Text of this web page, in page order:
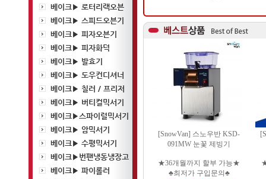
베이크▶ 로터리랙오븐
베이크▶ 스피드오븐기
베이크▶ 피자오븐기
베이크▶ 피자화덕
베이크▶ 발효기
베이크▶ 도우컨디셔너
베이크▶ 칠러 / 프리저
베이크▶ 버티컬믹서기
베이크▶스파이럴믹서기
베이크▶ 암믹서기
베이크▶ 수평믹서기
베이크▶번팬냉동냉장고
베이크▶ 파이롤러
[SnowVan] 스노우반 KSD-
091MW 눈꽃 제빙기
★36개월까지 할부 가능★
♣최저가 구입문의♣